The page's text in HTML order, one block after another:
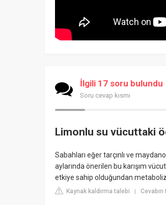
İlgili 17 soru bulundu
Soru cevap kısmı
Limonlu su vücuttaki
Sabahları eğer tarçınlı ve
aylarında önerilen bu karışım
etkiye sahip olduğundan
Kaynak kaldırma talebi |